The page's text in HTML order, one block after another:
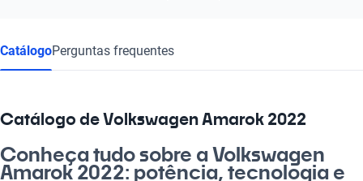
CatálogoPerguntas frequentes
Catálogo de Volkswagen Amarok 2022
Conheça tudo sobre a Volkswagen
Amarok 2022: potência, tecnologia e